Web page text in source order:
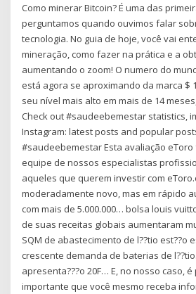
Como minerar Bitcoin? É uma das
perguntamos quando ouvimos falar
tecnologia. No guia de hoje, você vai
mineração, como fazer na prática e a
aumentando o zoom! O numero do
está agora se aproximando da marca $
seu nível mais alto em mais de 14
Check out #saudeebemestar statistics,
Instagram: latest posts and popular
#saudeebemestar Esta avaliação
equipe de nossos especialistas
aqueles que querem investir com
moderadamente novo, mas em rápido
com mais de 5.000.000… bolsa louis
de suas receitas globais aumentaram
SQM de abastecimento de l??tio est??o
crescente demanda de baterias de
apresenta???o 20F… E, no nosso caso,
importante que você mesmo receba